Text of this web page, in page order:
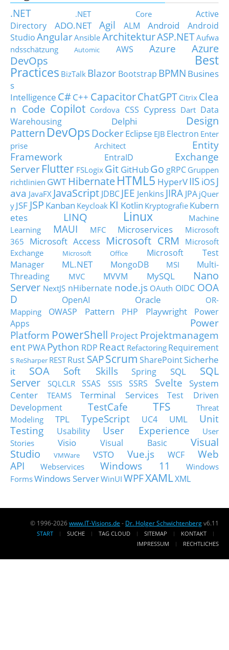
.NET .NET Core
Active
Directory
ADO.NET Agil ALM Android
Android
StudioAngularAnsible ArchitekturASP.NETAufwa
ndsschätzung
Automic AWS Azure
Azure
DevOps
Best
Practices BizTalk Blazor Bootstrap BPMN Busines
s
Intelligence C#C++ CapacitorChatGPT Citrix Clea
n Code Copilot Cordova CSS Cypress Dart Data
Warehousing
Delphi
Design
Pattern DevOps DockerEclipse EJB Electron Enter
prise Architect
Entity
Framework
EntraID
Exchange
Server Flutter FSLogix Git GitHubGo gRPC Gruppen
richtlinien GWT HibernateHTML5 HyperVIIS iOSJ
ava JavaFX JavaScript JDBC JEE Jenkins JIRA JPA jQuer
y JSF JSP Kanban Keycloak KI Kotlin Kryptografie Kubern
etes
LINQ Linux
Machine
Learning
MAUI MFC Microservices
Microsoft
365
Microsoft Access Microsoft CRM
Microsoft
Exchange
Microsoft Office
Microsoft Test
Manager
ML.NET MongoDB MSI
Multi-
Threading
MVC MVVM MySQL
Nano
Server NextJS nHibernate node.js OAuth OIDC OOA
D
OpenAI Oracle
OR-
Mapping
OWASP Pattern PHP Playwright
Power
Apps
Power
Platform PowerShell Project Projektmanagem
ent PWA Python RDP React Refactoring Requirement
s ReSharper RESTRust SAPScrum SharePointSicherhe
it
SOA Soft Skills Spring SQL
SQL
Server
SQLCLR SSAS SSIS SSRS Svelte
System
Center
TEAMS Terminal Services
Test Driven
Development
TestCafe TFS
Threat
Modeling
TPL TypeScript UC4 UML
Unit
Testing
Usability User Experience
User
Stories
Visio Visual Basic
Visual
Studio
VMWare VSTO Vue.js WCF
Web
API
Webservices Windows 11
Windows
FormsWindows ServerWinUI WPFXAMLXML
© 1996-2026www.IT-Visions.de - Dr. Holger Schwichtenbergv6.11
START SUCHE TAG CLOUD SITEMAP
KONTAKT
IMPRESSUM
RECHTLICHES